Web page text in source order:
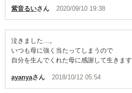
紫音るいさん 2020/09/10 19:38
泣きました…。
いつも母に強く当たってしまうので
自分を生んでくれた母に感謝して生きます
ayanyaさん 2018/10/12 05:54